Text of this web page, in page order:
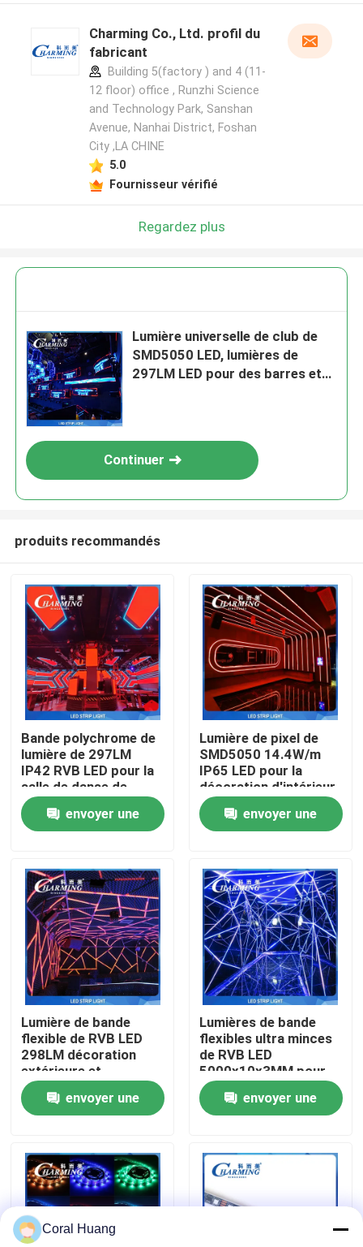
Aperçu
Produits
VR Show
A propos de nous
Visite d'usine
Contrôle de la qualité
Contact
Demande de soumission
Affichage de mur vidéo LED
Charming Co., Ltd. profil du
fabricant
Building 5(factory ) and 4 (11-
12 floor) office , Runzhi Science
and Technology Park, Sanshan
Avenue, Nanhai District, Foshan
City ,LA CHINE
5.0
Fournisseur vérifié
Regardez plus
Lumière universelle de club de
SMD5050 LED, lumières de
297LM LED pour des barres et
Continuer
produits recommandés
Bande polychrome de
lumière de 297LM
IP42 RVB LED pour la
salle de danse de
divertissement
envoyer une
Lumière de pixel de
SMD5050 14.4W/m
IP65 LED pour la
décoration d'intérieur
de la barre KTV
envoyer une
Lumière de bande
flexible de RVB LED
298LM décoration
extérieure et
d'intérieur de
SMD3528envoyer une
Lumières de bande
flexibles ultra minces
de RVB LED
5000x10x3MM pour
l'hôtel
envoyer une
Coral Huang